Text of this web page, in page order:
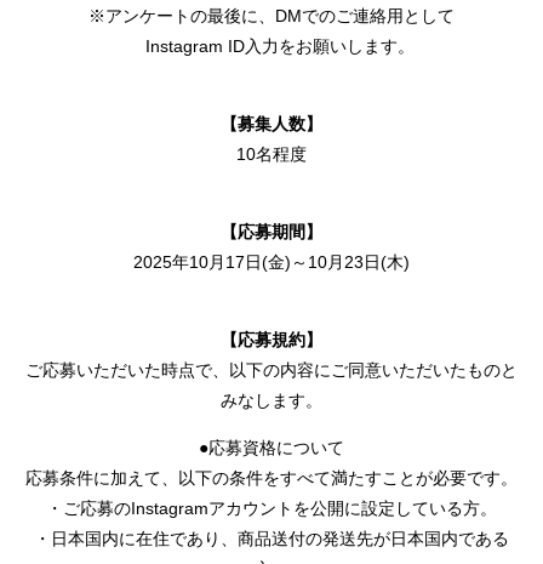
※アンケートの最後に、DMでのご連絡用として
Instagram ID入力をお願いします。
【募集人数】
10名程度
【応募期間】
2025年10月17日(金)～10月23日(木)
【応募規約】
ご応募いただいた時点で、以下の内容にご同意いただいたものと
みなします。
●応募資格について
応募条件に加えて、以下の条件をすべて満たすことが必要です。
・ご応募のInstagramアカウントを公開に設定している方。
・日本国内に在住であり、商品送付の発送先が日本国内である